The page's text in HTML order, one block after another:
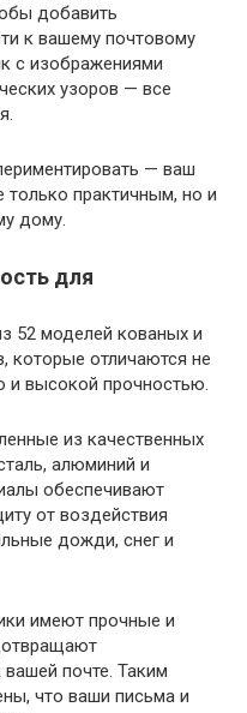
добавить
к вашему почтовому
с изображениями
узоров — все
— ваш
практичным, но и
дому.
для
52 моделей кованых и
которые отличаются не
и высокой прочностью.
из качественных
алюминий и
обеспечивают
от воздействия
дожди, снег и
имеют прочные и
почте. Таким
что ваши письма и